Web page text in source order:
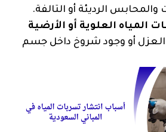
الرديئة أو التالفة.
المياه العلوية أو الأرضية
أو وجود شروخ داخل جسم